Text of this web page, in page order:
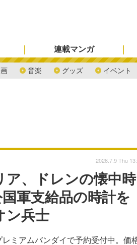
音楽 グッズ イベント
連載マンガ
ア、ドレンの懐中時
軍支給品の時計を
ン兵士
ミアムバンダイで予約受付中。価
2026.7.9 Thu